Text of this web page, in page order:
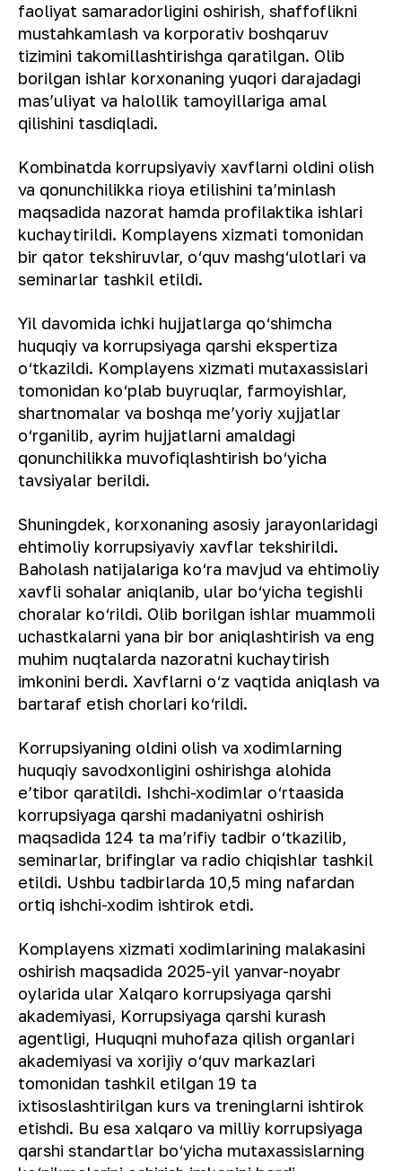
faoliyat samaradorligini oshirish, shaffoflikni
mustahkamlash va korporativ boshqaruv
tizimini takomillashtirishga qaratilgan. Olib
borilgan ishlar korxonaning yuqori darajadagi
masʼuliyat va halollik tamoyillariga amal
qilishini tasdiqladi.
Kombinatda korrupsiyaviy xavflarni oldini olish
va qonunchilikka rioya etilishini taʼminlash
maqsadida nazorat hamda profilaktika ishlari
kuchaytirildi. Komplayens xizmati tomonidan
bir qator tekshiruvlar, o‘quv mashg‘ulotlari va
seminarlar tashkil etildi.
Yil davomida ichki hujjatlarga qo‘shimcha
huquqiy va korrupsiyaga qarshi ekspertiza
o‘tkazildi. Komplayens xizmati mutaxassislari
tomonidan ko‘plab buyruqlar, farmoyishlar,
shartnomalar va boshqa meʼyoriy xujjatlar
o‘rganilib, ayrim hujjatlarni amaldagi
qonunchilikka muvofiqlashtirish bo‘yicha
tavsiyalar berildi.
Shuningdek, korxonaning asosiy jarayonlaridagi
ehtimoliy korrupsiyaviy xavflar tekshirildi.
Baholash natijalariga ko‘ra mavjud va ehtimoliy
xavfli sohalar aniqlanib, ular bo‘yicha tegishli
choralar ko‘rildi. Olib borilgan ishlar muammoli
uchastkalarni yana bir bor aniqlashtirish va eng
muhim nuqtalarda nazoratni kuchaytirish
imkonini berdi. Xavflarni o‘z vaqtida aniqlash va
bartaraf etish chorlari ko‘rildi.
Korrupsiyaning oldini olish va xodimlarning
huquqiy savodxonligini oshirishga alohida
eʼtibor qaratildi. Ishchi-xodimlar o‘rtaasida
korrupsiyaga qarshi madaniyatni oshirish
maqsadida 124 ta maʼrifiy tadbir o‘tkazilib,
seminarlar, brifinglar va radio chiqishlar tashkil
etildi. Ushbu tadbirlarda 10,5 ming nafardan
ortiq ishchi-xodim ishtirok etdi.
Komplayens xizmati xodimlarining malakasini
oshirish maqsadida 2025-yil yanvar-noyabr
oylarida ular Xalqaro korrupsiyaga qarshi
akademiyasi, Korrupsiyaga qarshi kurash
agentligi, Huquqni muhofaza qilish organlari
akademiyasi va xorijiy o‘quv markazlari
tomonidan tashkil etilgan 19 ta
ixtisoslashtirilgan kurs va treninglarni ishtirok
etishdi. Bu esa xalqaro va milliy korrupsiyaga
qarshi standartlar bo‘yicha mutaxassislarning